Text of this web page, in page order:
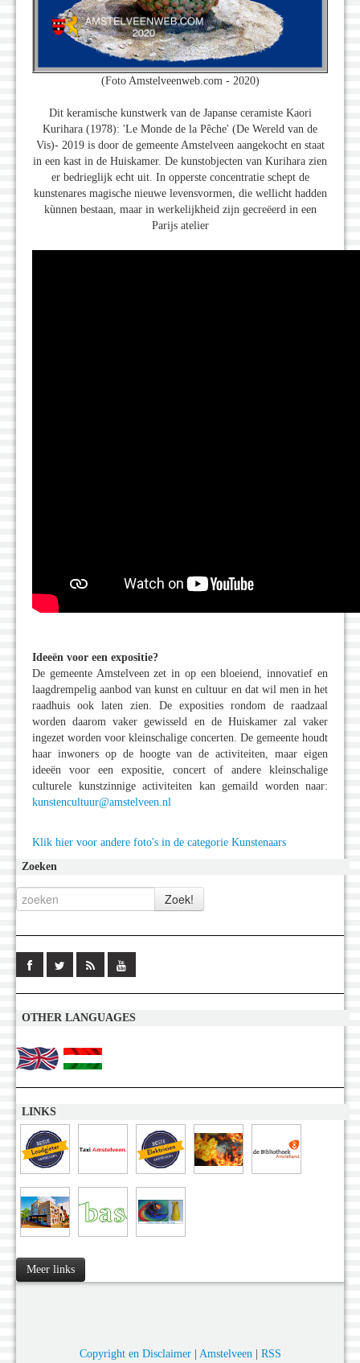
(Foto Amstelveenweb.com - 2020)
Dit keramische kunstwerk van de Japanse ceramiste Kaori
Kurihara (1978): 'Le Monde de la Pêche' (De Wereld van de
Vis)- 2019 is door de gemeente Amstelveen aangekocht en staat
in een kast in de Huiskamer. De kunstobjecten van Kurihara zien
er bedrieglijk echt uit. In opperste concentratie schept de
kunstenares magische nieuwe levensvormen, die wellicht hadden
kùnnen bestaan, maar in werkelijkheid zijn gecreëerd in een
Parijs atelier
Ideeën voor een expositie?
De gemeente Amstelveen zet in op een bloeiend, innovatief en
laagdrempelig aanbod van kunst en cultuur en dat wil men in het
raadhuis ook laten zien. De exposities rondom de raadzaal
worden daarom vaker gewisseld en de Huiskamer zal vaker
ingezet worden voor kleinschalige concerten. De gemeente houdt
haar inwoners op de hoogte van de activiteiten, maar eigen
ideeën voor een expositie, concert of andere kleinschalige
culturele kunstzinnige activiteiten kan gemaild worden naar:
kunstencultuur@amstelveen.nl
Klik hier voor andere foto's in de categorie Kunstenaars
Zoeken
OTHER LANGUAGES
LINKS
Meer links
Copyright en Disclaimer| Amstelveen| RSS